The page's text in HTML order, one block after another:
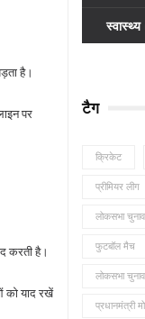
है।
पर
करती है।
को याद रखें
स्वास्थ्य
टैग
क्रिकेट
प्रीमियर लीग
लोकसभा
फुटबॉल मैच
लोकसभा चुनाव
प्रधानमंत्री